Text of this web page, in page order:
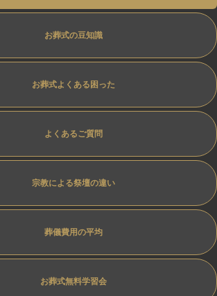
お葬式の豆知識
お葬式よくある困った
よくあるご質問
宗教による祭壇の違い
葬儀費用の平均
お葬式無料学習会